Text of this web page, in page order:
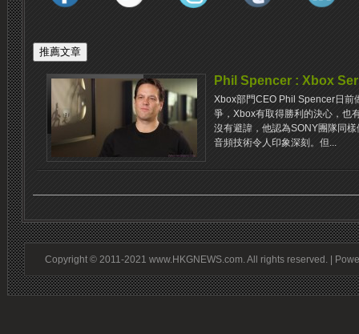
Phil Spencer : Xbox
Xbox部門CEO Phil Spencer日前
爭，Xbox有取得勝利的決心，也
沒有避諱，他認為SONY團隊同
音頻技術令人印象深刻。但...
Copyright © 2011-2021 www.HKGNEWS.com. All rights reserved. |